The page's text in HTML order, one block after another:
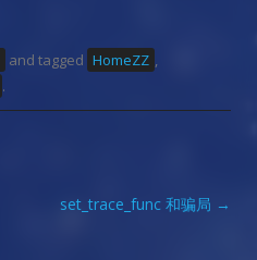
and tagged HomeZZ ,
.
set_trace_func 和骗局 →